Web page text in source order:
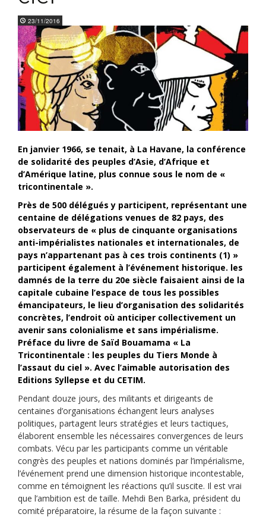
23/11/2016
En janvier 1966, se tenait, à La Havane, la conférence
de solidarité des peuples d’Asie, d’Afrique et
d’Amérique latine, plus connue sous le nom de «
tricontinentale ».
Près de 500 délégués y participent, représentant une
centaine de délégations venues de 82 pays, des
observateurs de « plus de cinquante organisations
anti-impérialistes nationales et internationales, de
pays n’appartenant pas à ces trois continents (1) »
participent également à l’événement historique. les
damnés de la terre du 20e siècle faisaient ainsi de la
capitale cubaine l’espace de tous les possibles
émancipateurs, le lieu d’organisation des solidarités
concrètes, l’endroit où anticiper collectivement un
avenir sans colonialisme et sans impérialisme.
Préface du livre de Saïd Bouamama « La
Tricontinentale : les peuples du Tiers Monde à
l’assaut du ciel ». Avec l’aimable autorisation des
Editions Syllepse et du CETIM.
Pendant douze jours, des militants et dirigeants de
centaines d’organisations échangent leurs analyses
politiques, partagent leurs stratégies et leurs tactiques,
élaborent ensemble les nécessaires convergences de leurs
combats. Vécu par les participants comme un véritable
congrès des peuples et nations dominés par l’impérialisme,
l’événement prend une dimension historique incontestable,
comme en témoignent les réactions qu’il suscite. Il est vrai
que l’ambition est de taille. Mehdi Ben Barka, président du
comité préparatoire, la résume de la façon suivante :